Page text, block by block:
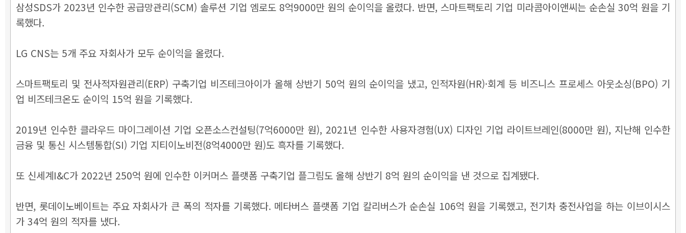
삼성SDS가 2023년 인수한 공급망관리(SCM) 솔루션 기업 엠로도 8억9000만 원의 순이익을 올렸다. 반면, 스마트팩토리 기업 미라콤아이앤씨는 순손실 30억 원을 기
록했다.
LG CNS는 5개 주요 자회사가 모두 순이익을 올렸다.
스마트팩토리 및 전사적자원관리(ERP) 구축기업 비즈테크아이가 올해 상반기 50억 원의 순이익을 냈고, 인적자원(HR)·회계 등 비즈니스 프로세스 아웃소싱(BPO) 기
업 비즈테크온도 순이익 15억 원을 기록했다.
2019년 인수한 클라우드 마이그레이션 기업 오픈소스컨설팅(7억6000만 원), 2021년 인수한 사용자경험(UX) 디자인 기업 라이트브레인(8000만 원), 지난해 인수한
금융 및 통신 시스템통합(SI) 기업 지티이노비전(8억4000만 원)도 흑자를 기록했다.
또 신세계I&C가 2022년 250억 원에 인수한 이커머스 플랫폼 구축기업 플그림도 올해 상반기 8억 원의 순이익을 낸 것으로 집계됐다.
반면, 롯데이노베이트는 주요 자회사가 큰 폭의 적자를 기록했다. 메타버스 플랫폼 기업 칼리버스가 순손실 106억 원을 기록했고, 전기차 충전사업을 하는 이브이시스
가 34억 원의 적자를 냈다.